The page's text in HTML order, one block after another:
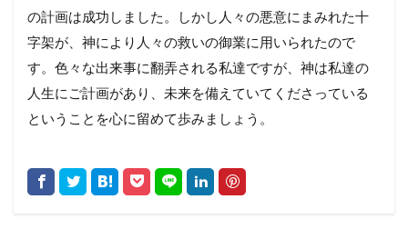
の計画は成功しました。しかし人々の悪意にまみれた十
字架が、神により人々の救いの御業に用いられたので
す。色々な出来事に翻弄される私達ですが、神は私達の
人生にご計画があり、未来を備えていてくださっている
ということを心に留めて歩みましょう。